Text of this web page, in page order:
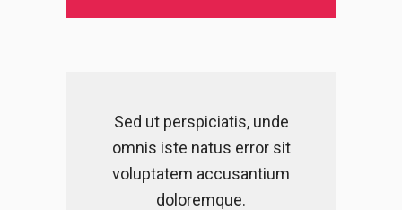
Sed ut perspiciatis, unde
omnis iste natus error sit
voluptatem accusantium
doloremque.